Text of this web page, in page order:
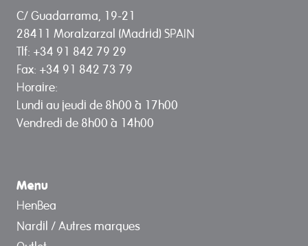
C/ Guadarrama, 19-21
28411 Moralzarzal (Madrid) SPAIN
Tlf: +34 91 842 79 29
Fax: +34 91 842 73 79
Horaire:
Lundi au jeudi de 8h00 à 17h00
Vendredi de 8h00 à 14h00
Menu
HenBea
Nardil / Autres marques